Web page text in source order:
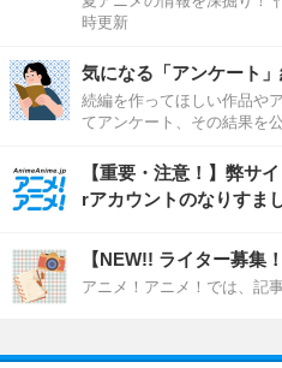
時更新
気になる「アンケート」
続編を作ってほしい作品や
てアンケート、その結果を
【重要・注意！】弊サ
rアカウントのなりすま
【NEW!! ライター募集！
アニメ！アニメ！では、記